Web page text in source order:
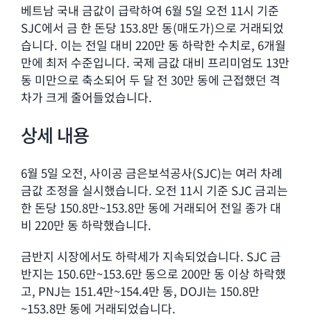
베트남 국내 금값이 급락하여 6월 5일 오전 11시 기준
SJC에서 금 한 돈당 153.8만 동(매도가)으로 거래되었
습니다. 이는 전일 대비 220만 동 하락한 수치로, 6개월
만에 최저 수준입니다. 국제 금값 대비 프리미엄도 13만
동 미만으로 축소되어 두 달 전 30만 동에 근접했던 격
차가 크게 줄어들었습니다.
상세 내용
6월 5일 오전, 사이공 금은보석공사(SJC)는 여러 차례
금값 조정을 실시했습니다. 오전 11시 기준 SJC 금괴는
한 돈당 150.8만~153.8만 동에 거래되어 전일 종가 대
비 220만 동 하락했습니다.
금반지 시장에서도 하락세가 지속되었습니다. SJC 금
반지는 150.6만~153.6만 동으로 200만 동 이상 하락했
고, PNJ는 151.4만~154.4만 동, DOJI는 150.8만
~153.8만 동에 거래되었습니다.